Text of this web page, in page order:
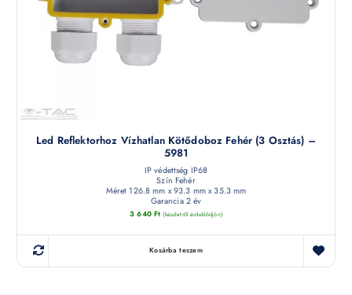
Led Reflektorhoz Vízhatlan Kötődoboz Fehér (3 Osztás) –
5981
IP védettség IP68
Szín Fehér
Méret 126.8 mm x 93.3 mm x 35.3 mm
Garancia 2 év
3 640 Ft (készletről érdeklődjön)
Kosárba teszem